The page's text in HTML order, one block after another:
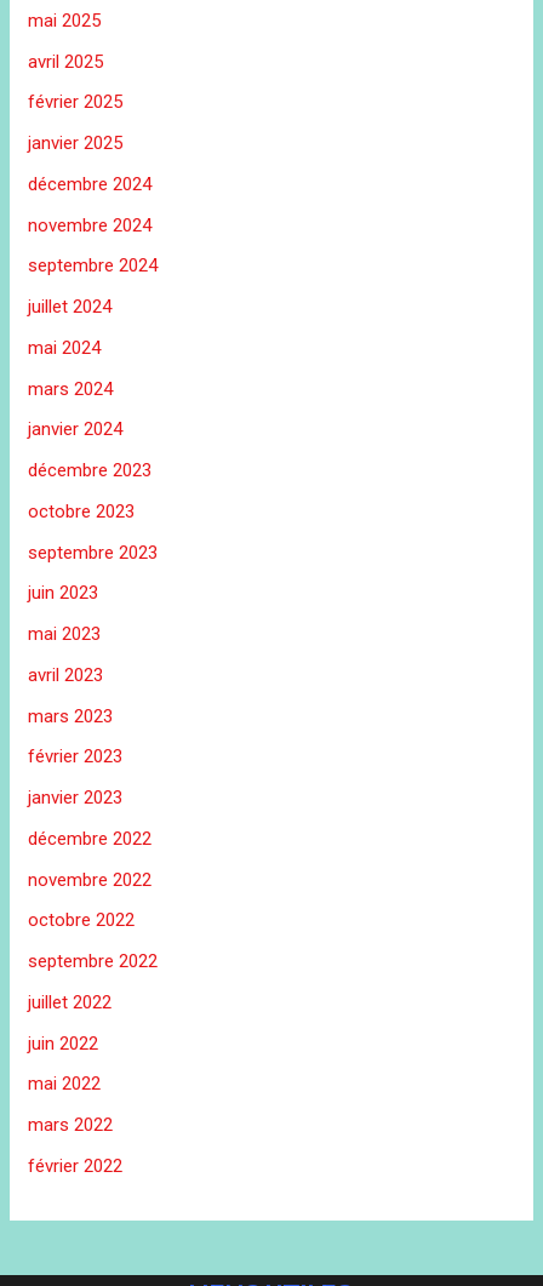
mai 2025
avril 2025
février 2025
janvier 2025
décembre 2024
novembre 2024
septembre 2024
juillet 2024
mai 2024
mars 2024
janvier 2024
décembre 2023
octobre 2023
septembre 2023
juin 2023
mai 2023
avril 2023
mars 2023
février 2023
janvier 2023
décembre 2022
novembre 2022
octobre 2022
septembre 2022
juillet 2022
juin 2022
mai 2022
mars 2022
février 2022